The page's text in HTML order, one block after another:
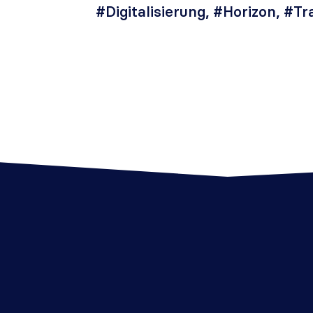
#Digitalisierung, #Horizon,